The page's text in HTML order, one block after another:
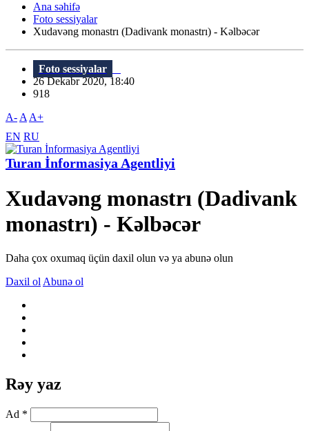
Ana səhifə
Foto sessiyalar
Xudavəng monastrı (Dadivank monastrı) - Kəlbəcər
Foto sessiyalar
26 Dekabr 2020, 18:40
918
A- A A+
EN RU
Turan İnformasiya Agentliyi
Xudavəng monastrı (Dadivank
monastrı) - Kəlbəcər
Daha çox oxumaq üçün daxil olun və ya abunə olun
Daxil ol Abunə ol
Rəy yaz
Ad *